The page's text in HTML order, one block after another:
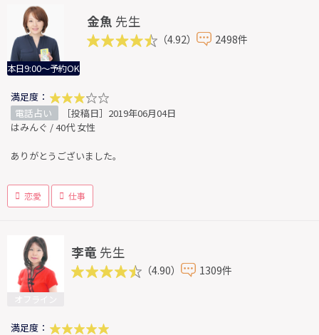
本日9:00～予約OK
金魚 先生
（4.92） 2498件
満足度：
電話占い
［投稿日］2019年06月04日
はみんぐ / 40代 女性
ありがとうございました。
恋愛 仕事
李竜 先生
（4.90） 1309件
満足度：